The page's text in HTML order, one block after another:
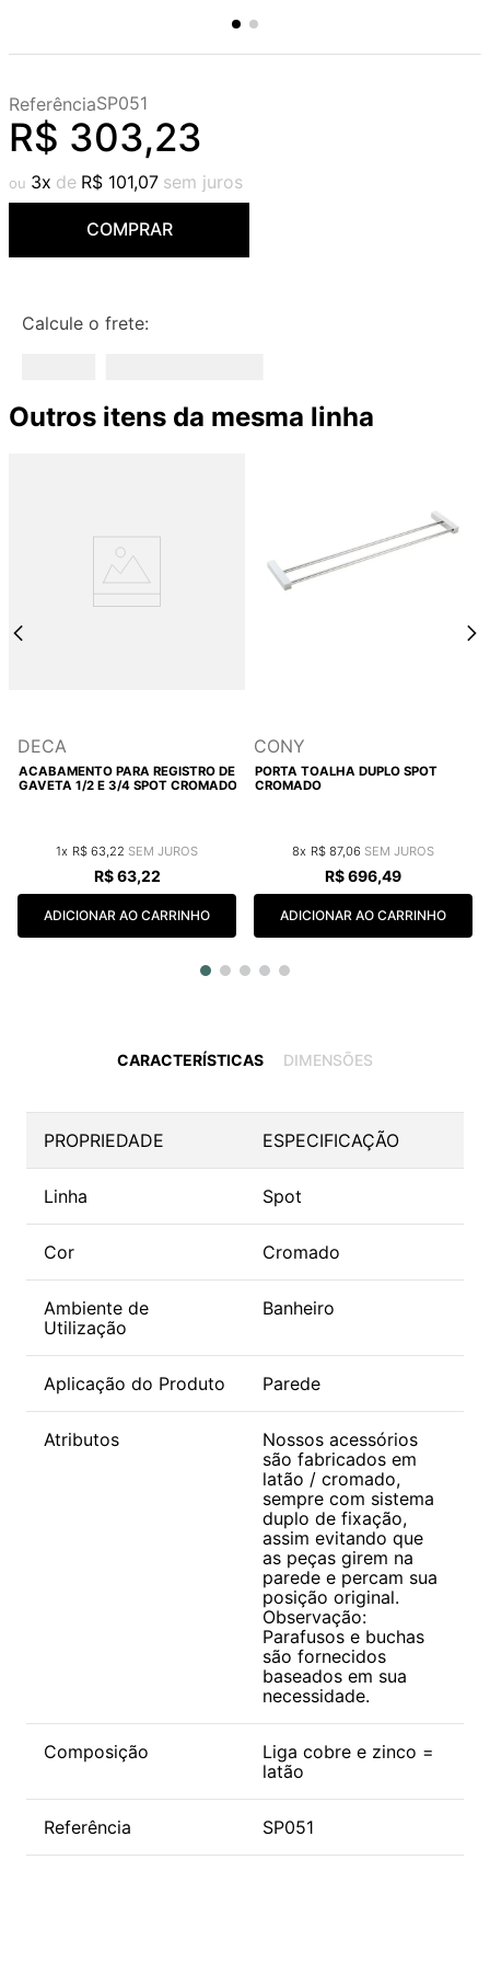
ReferênciaSP051
R$ 303,23
3 R$ 101,07
COMPRAR
Calcule o frete:
Outros itens da mesma linha
DECA
ACABAMENTO PARA REGISTRO DE
GAVETA 1/2 E 3/4 SPOT CROMADO
1 R$ 63,22
R$ 63,22
ADICIONAR AO CARRINHO
CONY
PORTA TOALHA DUPLO SPOT
CROMADO
8 R$ 87,06
R$696,49
ADICIONAR AO CARRINHO
CARACTERÍSTICAS DIMENSÕES
PROPRIEDADE ESPECIFICAÇÃO
Linha Spot
Cor Cromado
Ambiente de
Utilização
Banheiro
Aplicação do Produto Parede
Atributos
Nossos acessórios
são fabricados em
latão / cromado,
sempre com sistema
duplo de fixação,
assim evitando que
as peças girem na
parede e percam sua
posição original.
Observação:
Parafusos e buchas
são fornecidos
baseados em sua
necessidade.
Composição
Liga cobre e zinco =
latão
Referência SP051